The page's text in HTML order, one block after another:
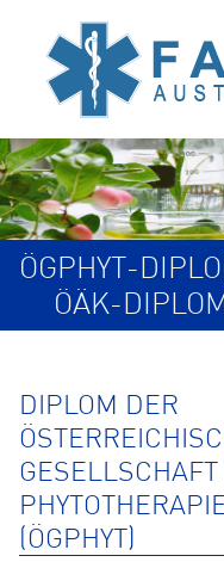
ÖGPHYT-
ÖÄK-
DIPLOM DER
(ÖGPHYT)